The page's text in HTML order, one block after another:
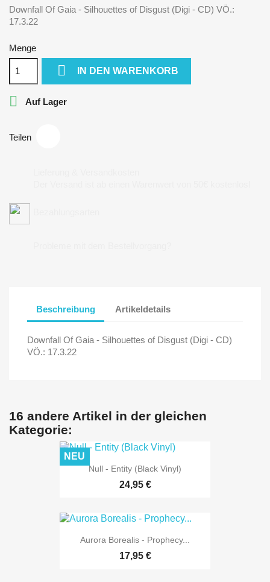
Downfall Of Gaia - Silhouettes of Disgust (Digi - CD) VÖ.:
17.3.22
Menge
 IN DEN WARENKORB
 Auf Lager
Teilen
Beschreibung Artikeldetails
Downfall Of Gaia - Silhouettes of Disgust (Digi - CD)
VÖ.: 17.3.22
16 andere Artikel in der gleichen
Kategorie:
Null - Entity (Black Vinyl)
24,95 €
NEU
Aurora Borealis - Prophecy...
17,95 €